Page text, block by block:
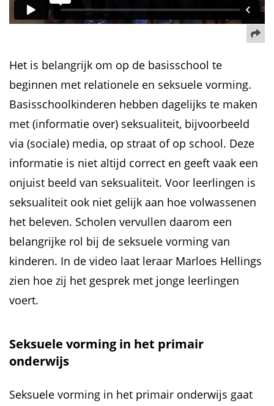
Het is belangrijk om op de basisschool te
beginnen met relationele en seksuele vorming.
Basisschoolkinderen hebben dagelijks te maken
met (informatie over) seksualiteit, bijvoorbeeld
via (sociale) media, op straat of op school. Deze
informatie is niet altijd correct en geeft vaak een
onjuist beeld van seksualiteit. Voor leerlingen is
seksualiteit ook niet gelijk aan hoe volwassenen
het beleven. Scholen vervullen daarom een
belangrijke rol bij de seksuele vorming van
kinderen. In de video laat leraar Marloes Hellings
zien hoe zij het gesprek met jonge leerlingen
voert.
Seksuele vorming in het primair
onderwijs
Seksuele vorming in het primair onderwijs gaat